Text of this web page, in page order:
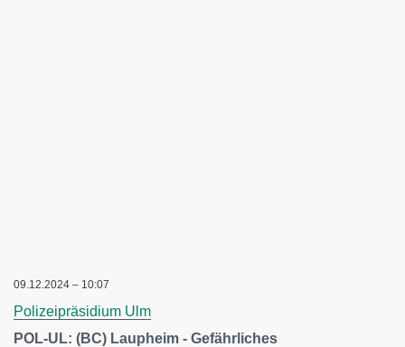
09.12.2024 – 10:07
Polizeipräsidium Ulm
POL-UL: (BC) Laupheim - Gefährliches